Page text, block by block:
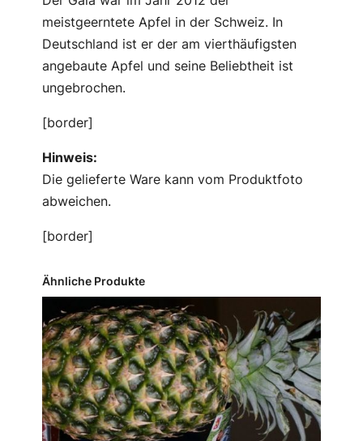
meistgeerntete Apfel in der Schweiz. In
Deutschland ist er der am vierthäufigsten
angebaute Apfel und seine Beliebtheit ist
ungebrochen.
[border]
Hinweis:
Die gelieferte Ware kann vom Produktfoto
abweichen.
[border]
Ähnliche Produkte